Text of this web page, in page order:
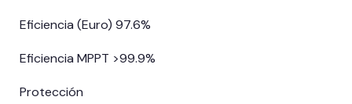
Eficiencia (Euro) 97.6%
Eficiencia MPPT >99.9%
Protección